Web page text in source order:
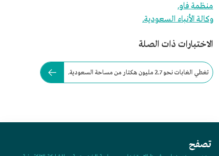
منظمة فاو.
وكالة الأنباء السعودية.
الاختبارات ذات الصلة
تغطي الغابات نحو 2.7 مليون هكتار من مساحة السعودية.
تصفح